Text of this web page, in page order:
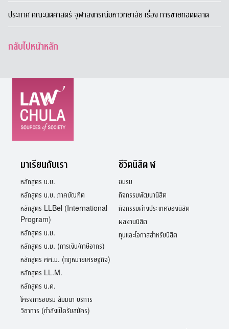
ประกาศ คณะนิติศาสตร์ จุฬาลงกรณ์มหาวิทยาลัย เรื่อง การขายทอดตลาด
กลับไปหน้าหลัก
มาเรียนกับเรา
หลักสูตร น.บ.
หลักสูตร น.บ. ภาคบัณฑิต
หลักสูตร LLBel (International
Program)
หลักสูตร น.ม.
หลักสูตร น.ม. (การเงิน/ภาษีอากร)
หลักสูตร ศศ.ม. (กฎหมายเศรษฐกิจ)
หลักสูตร LL.M.
หลักสูตร น.ด.
โครงการอบรม สัมมนา บริการ
วิชาการ (กำลังเปิดรับสมัคร)
ชีวิตนิสิต ฬ
ชมรม
กิจกรรมพัฒนานิสิต
กิจกรรมต่างประเทศของนิสิต
ผลงานนิสิต
ทุนและโอกาสสำหรับนิสิต